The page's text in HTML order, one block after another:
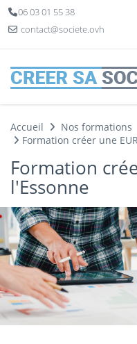
06 03 01 55 38
contact@societe.ovh
Accueil
Nos formations
Formation créer une
Formation
l'Essonne
Panneau de gestion des cookies